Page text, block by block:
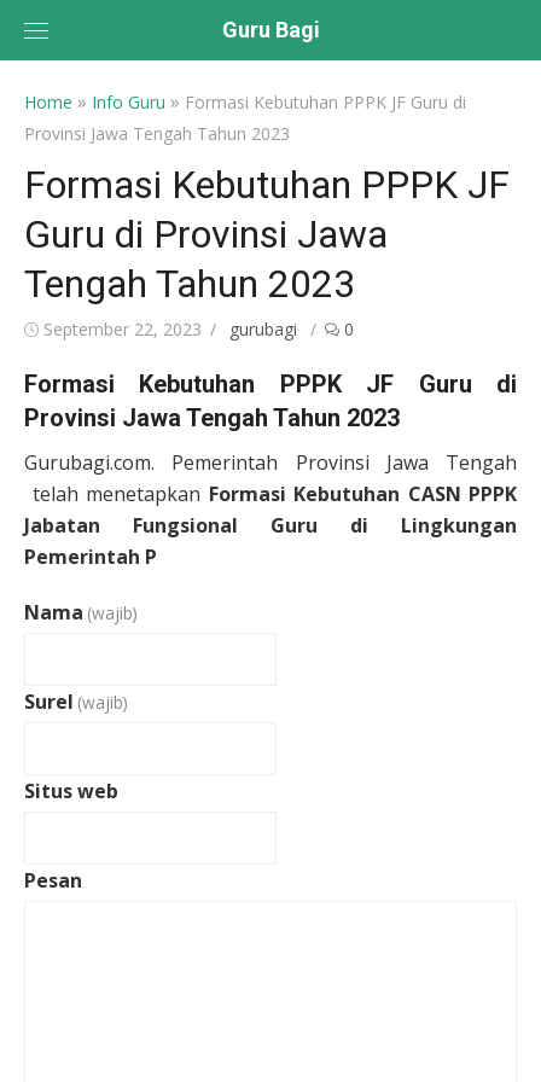
Guru Bagi
Home » Info Guru » Formasi Kebutuhan PPPK JF Guru di
Provinsi Jawa Tengah Tahun 2023
Formasi Kebutuhan PPPK JF
Guru di Provinsi Jawa
Tengah Tahun 2023
Posted
September 22, 2023 Author
gurubagi 0
Formasi Kebutuhan PPPK JF Guru di
Provinsi Jawa Tengah Tahun 2023
Gurubagi.com. Pemerintah Provinsi Jawa Tengah
telah menetapkan Formasi Kebutuhan CASN PPPK
Jabatan Fungsional Guru di Lingkungan
Pemerintah P
Nama (wajib)
Surel (wajib)
Situs web
Pesan